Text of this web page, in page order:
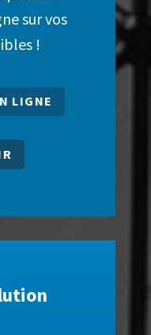
sur vos
!
LIGNE